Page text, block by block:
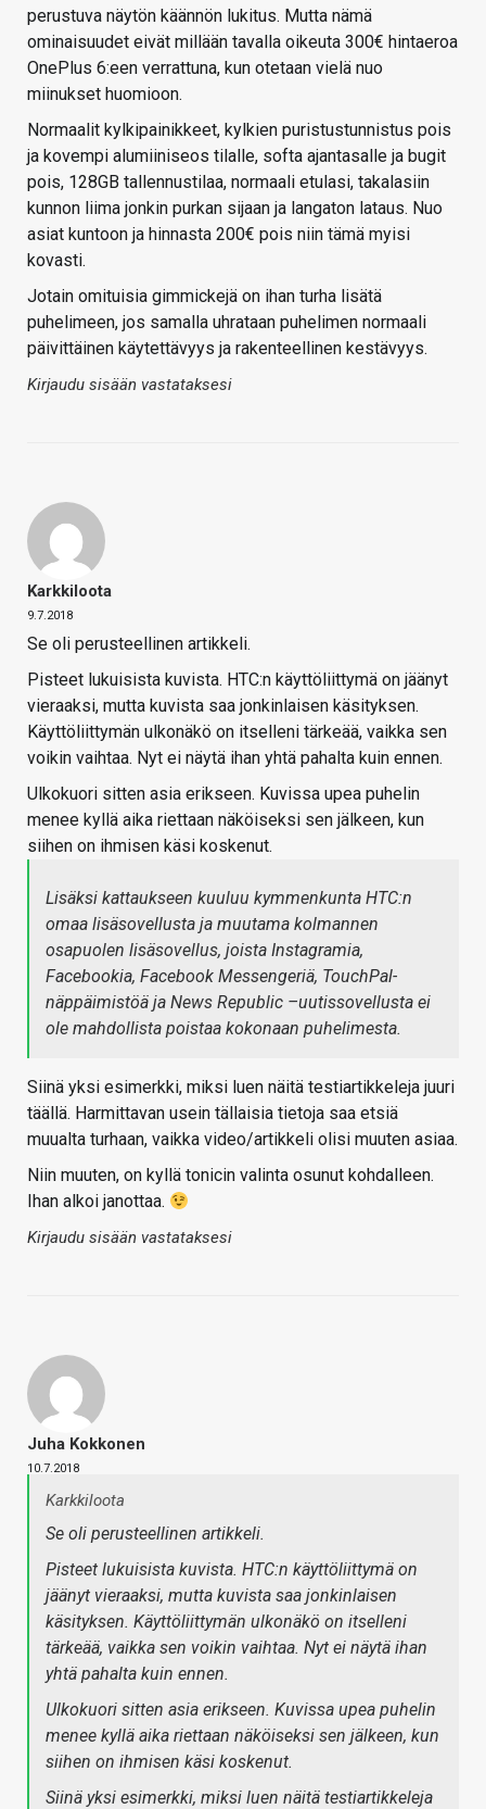
perustuva näytön käännön lukitus. Mutta nämä
ominaisuudet eivät millään tavalla oikeuta 300€ hintaeroa
OnePlus 6:een verrattuna, kun otetaan vielä nuo
miinukset huomioon.
Normaalit kylkipainikkeet, kylkien puristustunnistus pois
ja kovempi alumiiniseos tilalle, softa ajantasalle ja bugit
pois, 128GB tallennustilaa, normaali etulasi, takalasiin
kunnon liima jonkin purkan sijaan ja langaton lataus. Nuo
asiat kuntoon ja hinnasta 200€ pois niin tämä myisi
kovasti.
Jotain omituisia gimmickejä on ihan turha lisätä
puhelimeen, jos samalla uhrataan puhelimen normaali
päivittäinen käytettävyys ja rakenteellinen kestävyys.
Kirjaudu sisään vastataksesi
Karkkiloota
9.7.2018
Se oli perusteellinen artikkeli.
Pisteet lukuisista kuvista. HTC:n käyttöliittymä on jäänyt
vieraaksi, mutta kuvista saa jonkinlaisen käsityksen.
Käyttöliittymän ulkonäkö on itselleni tärkeää, vaikka sen
voikin vaihtaa. Nyt ei näytä ihan yhtä pahalta kuin ennen.
Ulkokuori sitten asia erikseen. Kuvissa upea puhelin
menee kyllä aika riettaan näköiseksi sen jälkeen, kun
siihen on ihmisen käsi koskenut.
Lisäksi kattaukseen kuuluu kymmenkunta HTC:n
omaa lisäsovellusta ja muutama kolmannen
osapuolen lisäsovellus, joista Instagramia,
Facebookia, Facebook Messengeriä, TouchPal-
näppäimistöä ja News Republic –uutissovellusta ei
ole mahdollista poistaa kokonaan puhelimesta.
Siinä yksi esimerkki, miksi luen näitä testiartikkeleja juuri
täällä. Harmittavan usein tällaisia tietoja saa etsiä
muualta turhaan, vaikka video/artikkeli olisi muuten asiaa.
Niin muuten, on kyllä tonicin valinta osunut kohdalleen.
Ihan alkoi janottaa.
Kirjaudu sisään vastataksesi
Juha Kokkonen
10.7.2018
Karkkiloota
Se oli perusteellinen artikkeli.
Pisteet lukuisista kuvista. HTC:n käyttöliittymä on
jäänyt vieraaksi, mutta kuvista saa jonkinlaisen
käsityksen. Käyttöliittymän ulkonäkö on itselleni
tärkeää, vaikka sen voikin vaihtaa. Nyt ei näytä ihan
yhtä pahalta kuin ennen.
Ulkokuori sitten asia erikseen. Kuvissa upea puhelin
menee kyllä aika riettaan näköiseksi sen jälkeen, kun
siihen on ihmisen käsi koskenut.
Siinä yksi esimerkki, miksi luen näitä testiartikkeleja